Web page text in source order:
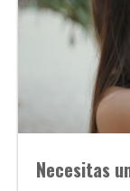
Necesitas